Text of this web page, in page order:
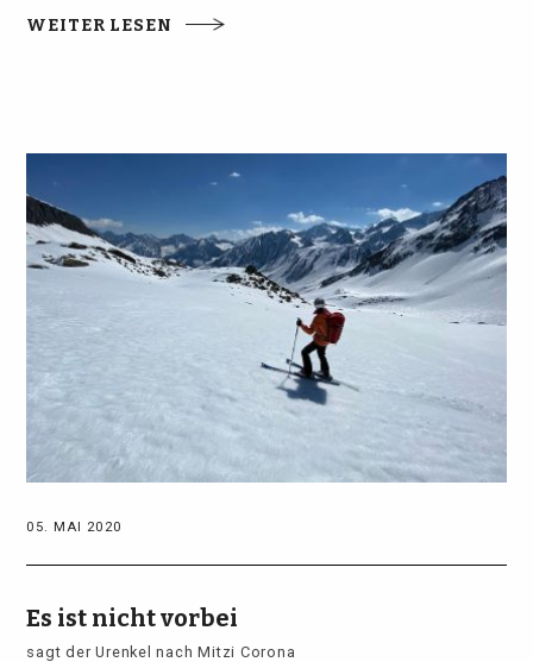
WEITER LESEN
05. MAI 2020
Es ist nicht vorbei
sagt der Urenkel nach Mitzi Corona